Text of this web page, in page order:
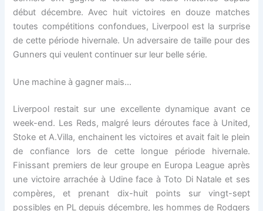
début décembre. Avec huit victoires en douze matches
toutes compétitions confondues, Liverpool est la surprise
de cette période hivernale. Un adversaire de taille pour des
Gunners qui veulent continuer sur leur belle série.
Une machine à gagner mais…
Liverpool restait sur une excellente dynamique avant ce
week-end. Les Reds, malgré leurs déroutes face à United,
Stoke et A.Villa, enchainent les victoires et avait fait le plein
de confiance lors de cette longue période hivernale.
Finissant premiers de leur groupe en Europa League après
une victoire arrachée à Udine face à Toto Di Natale et ses
compères, et prenant dix-huit points sur vingt-sept
possibles en PL depuis décembre, les hommes de Rodgers